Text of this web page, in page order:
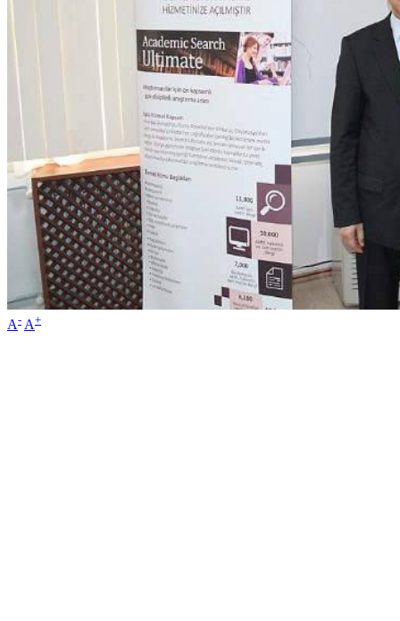
A- A+